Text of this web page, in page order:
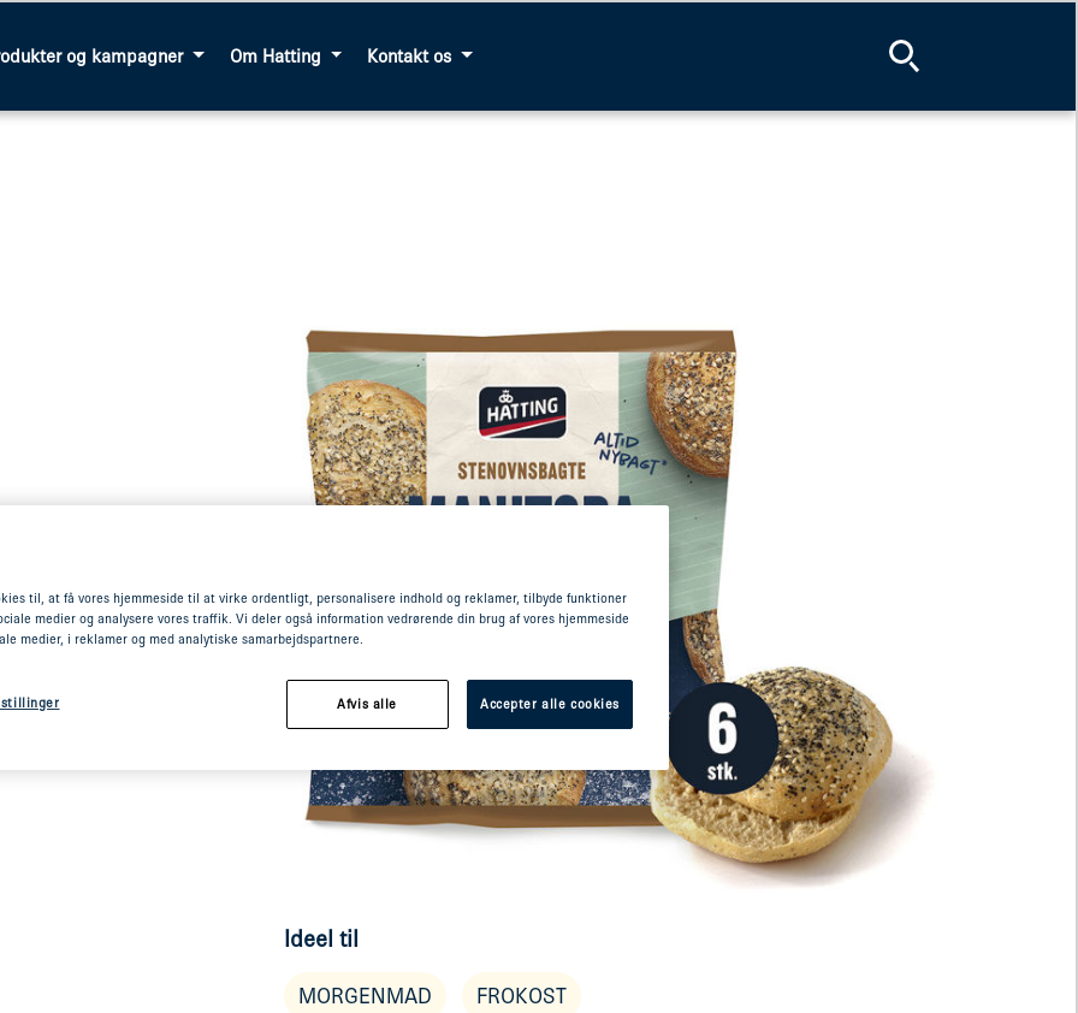
og kampagner Om Hatting Kontakt os
med
Sådan
og
Ideel til
MORGENMAD FROKOST
til, at få vores hjemmeside til at virke ordentligt, personalisere indhold og reklamer, tilbyde funktioner
medier og analysere vores traffik. Vi deler også information vedrørende din brug af vores hjemmeside
medier, i reklamer og med analytiske samarbejdspartnere.
Afvis alle Accepter alle cookies